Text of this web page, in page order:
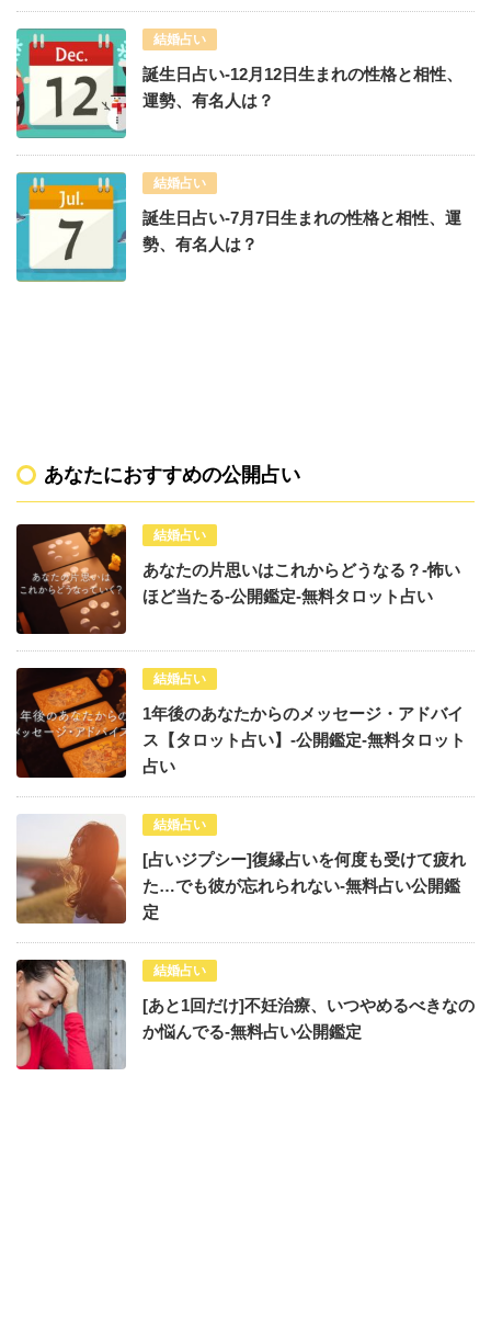
結婚占い
誕生日占い-12月12日生まれの性格と相性、
運勢、有名人は？
結婚占い
誕生日占い-7月7日生まれの性格と相性、運
勢、有名人は？
あなたにおすすめの公開占い
結婚占い
あなたの片思いはこれからどうなる？-怖い
ほど当たる-公開鑑定-無料タロット占い
結婚占い
1年後のあなたからのメッセージ・アドバイ
ス【タロット占い】-公開鑑定-無料タロット
占い
結婚占い
[占いジプシー]復縁占いを何度も受けて疲れ
た…でも彼が忘れられない-無料占い公開鑑
定
結婚占い
[あと1回だけ]不妊治療、いつやめるべきなの
か悩んでる-無料占い公開鑑定